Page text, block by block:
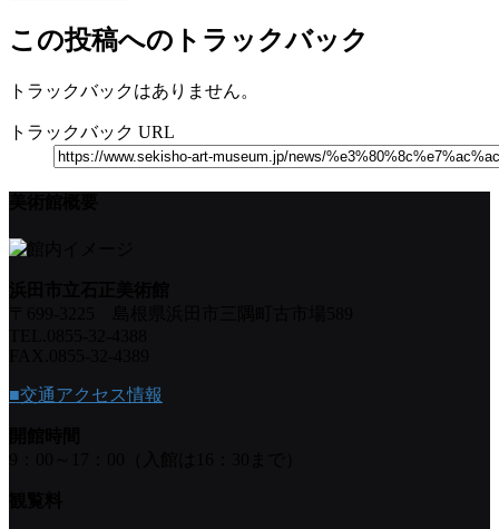
この投稿へのトラックバック
トラックバックはありません。
トラックバック URL
■交通アクセス情報